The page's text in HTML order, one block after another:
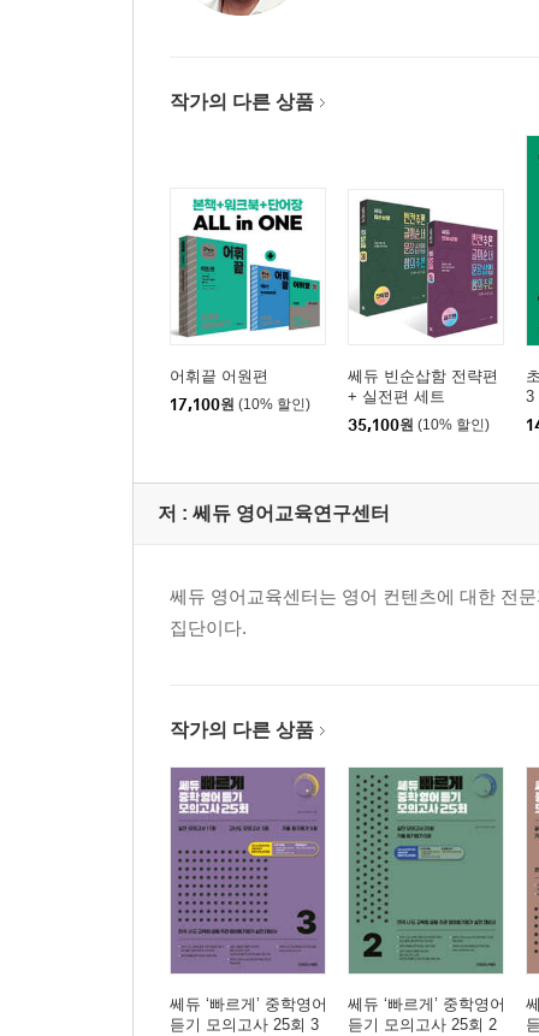
Unit 101 주어를 부사로 해석해야 하는 구문
작가의 다른 상품
어휘끝 어원편
17,100원 (10% 할인)
쎄듀 빈순삽함 전략편
+ 실전편 세트
35,100원 (10% 할인)
3
저 : 쎄듀 영어교육연구센터
쎄듀 영어교육센터는 영어 컨텐츠에 대한 전
집단이다.
작가의 다른 상품
쎄듀 ‘빠르게’ 중학영어
듣기 모의고사 25회 3
쎄듀 ‘빠르게’ 중학영어
듣기 모의고사 25회 2